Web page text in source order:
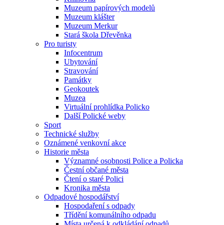
Muzeum papírových modelů
Muzeum klášter
Muzeum Merkur
Stará škola Dřevěnka
Pro turisty
Infocentrum
Ubytování
Stravování
Památky
Geokoutek
Muzea
Virtuální prohlídka Policko
Další Polické weby
Sport
Technické služby
Oznámené venkovní akce
Historie města
Významné osobnosti Police a Policka
Čestní občané města
Čtení o staré Polici
Kronika města
Odpadové hospodářství
Hospodaření s odpady
Třídění komunálního odpadu